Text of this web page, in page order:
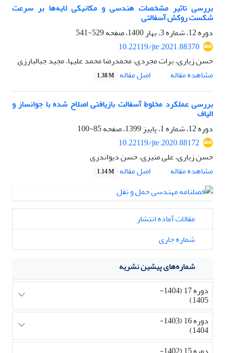
بررسی تاثیر مشخصات هندسی و مکانیکی لایه‌ها بر سرعت
شکست روکش آسفالتی
دوره 12، شماره 3، بهار 1400، صفحه
529-541
10.22119/jte.2021.88370
حسن زیاری، برات مجردی، محمدرضا محمد علیها، مجید جبالبارزی
مشاهده مقاله
اصل مقاله 1.38 M
بررسی عملکرد مخلوط آسفالت بازیافتی اصلاح شده با جوانساز و
الیاف
دوره 12، شماره 1، پاییز 1399، صفحه
85-100
10.22119/jte.2020.88172
حسن زیاری، علی منیری، حسن دیواندری
مشاهده مقاله
اصل مقاله 1.14 M
مقالات آماده انتشار
شماره جاری
شماره‌های پیشین نشریه
دوره 17 (1404-
1405)
دوره 16 (1403-
1404)